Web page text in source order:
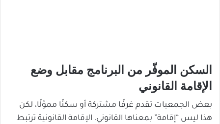
السكن الموفّر من البرنامج مقابل وضع
الإقامة القانوني
بعض الجمعيات تقدم غرفًا مشتركة أو سكنًا مموّلًا، لكن
هذا ليس “إقامة” بمعناها القانوني، الإقامة القانونية ترتبط